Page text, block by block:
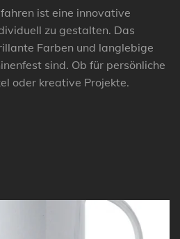
ist eine innovative
zu gestalten. Das
Farben und langlebige
sind. Ob für persönliche
oder kreative Projekte.